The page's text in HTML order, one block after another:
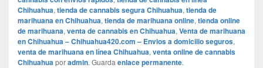
Chihuahua, tienda de cannabis segura Chihuahua, tienda de
marihuana en Chihuahua, tienda de marihuana online, tienda online
de marihuana, venta de cannabis en Chihuahua, Venta de marihuana
en Chihuahua – Chihuahua420.com – Envios a domicilio seguros,
venta de marihuana en línea Chihuahua, venta online de cannabis
Chihuahuaporadmin. Guarda enlace permanente.